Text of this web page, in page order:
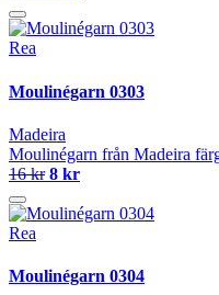
Rea
Moulinégarn 0303
Madeira
Moulinégarn från Madeira
16 kr 8 kr
Rea
Moulinégarn 0304